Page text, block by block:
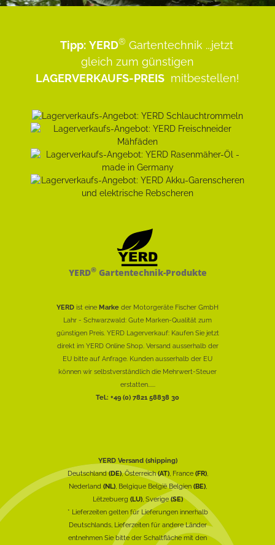
Tipp: YERD® Gartentechnik ...jetzt
gleich zum günstigen
LAGERVERKAUFS-PREIS mitbestellen!
YERD®Gartentechnik-Produkte
YERD ist eine Marke der Motorgeräte Fischer GmbH
Lahr - Schwarzwald: Gute Marken-Qualität zum
günstigen Preis. YERD Lagerverkauf: Kaufen Sie jetzt
direkt im YERD Online Shop. Versand ausserhalb der
EU bitte auf Anfrage. Kunden ausserhalb der EU
können wir selbstverständlich die Mehrwert-Steuer
erstatten......
Tel.: +49 (0) 7821 58838 30
YERD Versand (shipping)
Deutschland(DE), Österreich(AT), France (FR),
Nederland (NL), Belgique België Belgien (BE),
Lëtzebuerg (LU), Sverige(SE)
* Lieferzeiten gelten für Lieferungen innerhalb
Deutschlands, Lieferzeiten für andere Länder
entnehmen Sie bitte der Schaltfläche mit den